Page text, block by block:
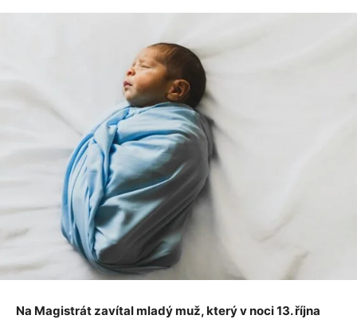
Na Magistrát zavítal mladý muž, který v noci 13. října